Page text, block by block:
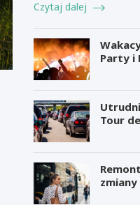
Czytaj dalej
Party i
Tour